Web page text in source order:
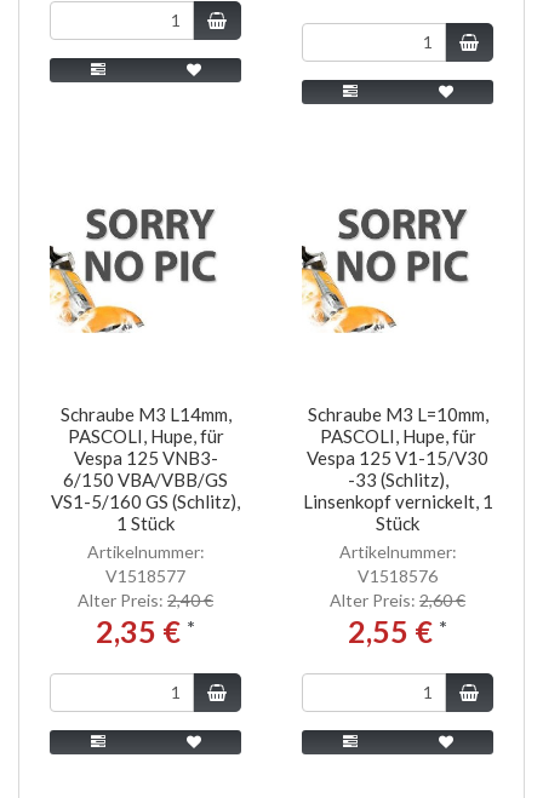
Schraube M3 L14mm,
PASCOLI, Hupe, für
Vespa 125 VNB3-
6/150 VBA/VBB/GS
VS1-5/160 GS (Schlitz),
1 Stück
Artikelnummer:
V1518577
Alter Preis: 2,40 €
2,35 € *
Schraube M3 L=10mm,
PASCOLI, Hupe, für
Vespa 125 V1-15/V30
-33 (Schlitz),
Linsenkopf vernickelt, 1
Stück
Artikelnummer:
V1518576
Alter Preis: 2,60 €
2,55 € *